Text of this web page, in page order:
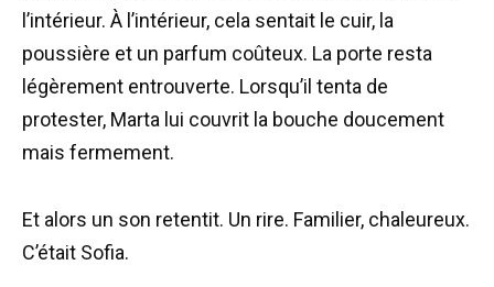
l’intérieur. À l’intérieur, cela sentait le cuir, la
poussière et un parfum coûteux. La porte resta
légèrement entrouverte. Lorsqu’il tenta de
protester, Marta lui couvrit la bouche doucement
mais fermement.
Et alors un son retentit. Un rire. Familier, chaleureux.
C’était Sofia.